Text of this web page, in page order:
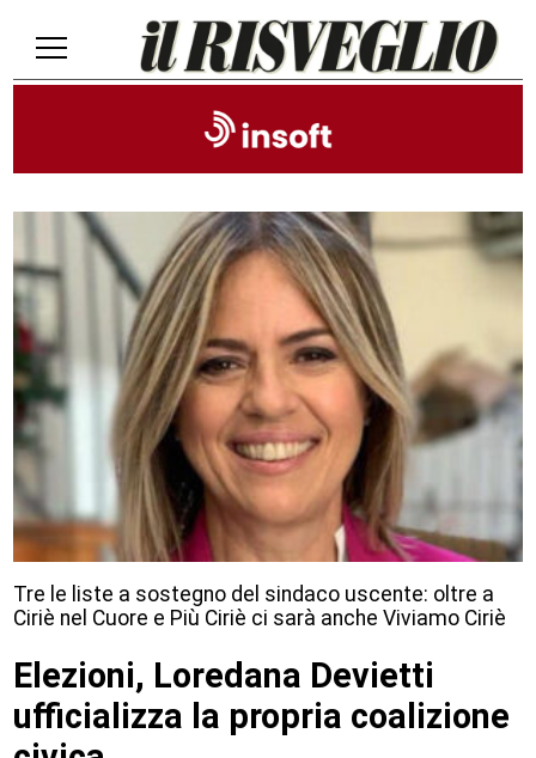
Tre le liste a sostegno del sindaco uscente: oltre a
Ciriè nel Cuore e Più Ciriè ci sarà anche Viviamo Ciriè
Elezioni, Loredana Devietti
ufficializza la propria coalizione